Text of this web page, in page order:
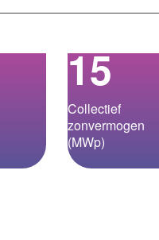
15
Collectief
zonvermogen
(MWp)